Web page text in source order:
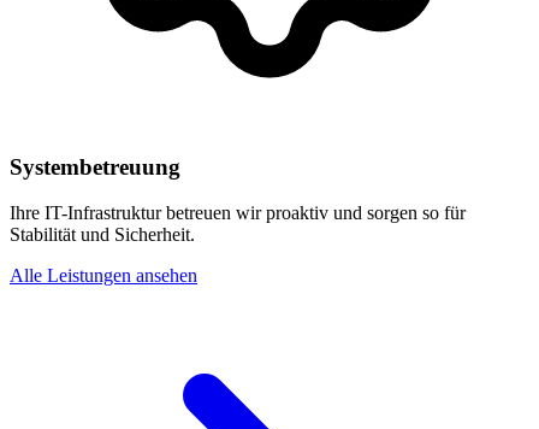
Systembetreuung
Ihre IT-Infrastruktur betreuen wir proaktiv und sorgen so für
Stabilität und Sicherheit.
Alle Leistungen ansehen